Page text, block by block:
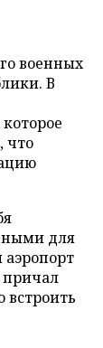
военных
В
что
для
аэропорт
встроить